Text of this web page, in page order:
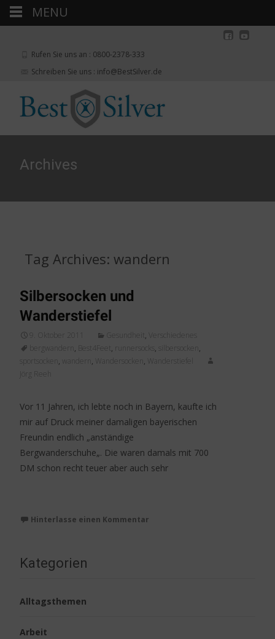
Rufen Sie uns an : 0800-2378-333
Schreiben Sie uns : info@BestSilver.de
Archives
Tag Archives: wandern
Silbersocken und
Wanderstiefel
9. Oktober 2011 Gesundheit, Verschiedenes
bergwandern , Best4Feet, ,
,
sportsocken , wandern , ,
Wanderstiefel
Jörg Reeh
Vor 11 Jahren, ich lebte noch in Bayern, kaufte ich
mir auf Druck meiner damaligen bayerischen
Freundin endlich „anständige
Bergwanderschuhe„. Die waren damals mit 700
DM schon recht teuer aber auch sehr
Hinterlasse einen Kommentar
Kategorien
Alltagsthemen
Arbeit
MENU